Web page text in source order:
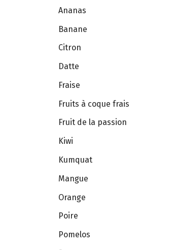
Ananas
Banane
Citron
Datte
Fraise
Fruits à coque frais
Fruit de la passion
Kiwi
Kumquat
Mangue
Orange
Poire
Pomelos